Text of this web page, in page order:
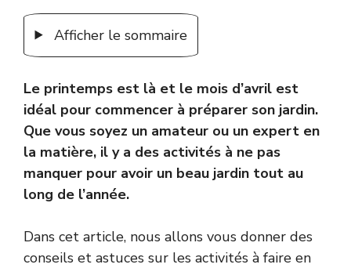
Afficher le sommaire
Le printemps est là et le mois d’avril est
idéal pour commencer à préparer son jardin.
Que vous soyez un amateur ou un expert en
la matière, il y a des activités à ne pas
manquer pour avoir un beau jardin tout au
long de l’année.
Dans cet article, nous allons vous donner des
conseils et astuces sur les activités à faire en